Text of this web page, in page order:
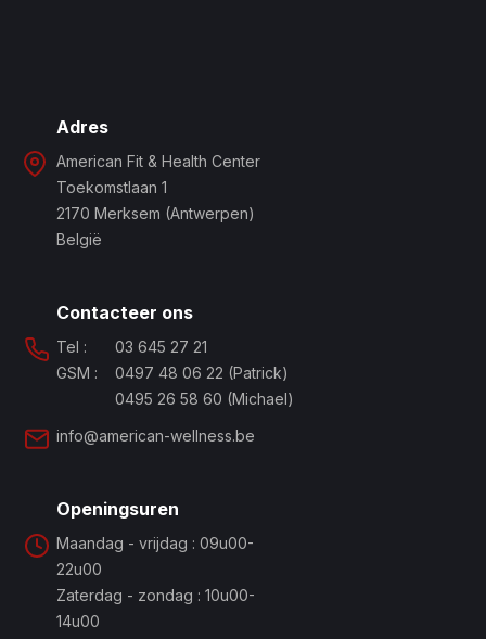
Adres
American Fit & Health Center
Toekomstlaan 1
2170 Merksem (Antwerpen)
België
Contacteer ons
Tel :
03 645 27 21
GSM :
0497 48 06 22 (Patrick)
0495 26 58 60 (Michael)
info@american-wellness.be
Openingsuren
Maandag - vrijdag : 09u00-
22u00
Zaterdag - zondag : 10u00-
14u00